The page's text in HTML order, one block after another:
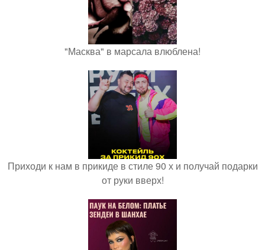
"Масква" в марсала влюблена!
Приходи к нам в прикиде в стиле 90 х и получай подарки
от руки вверх!